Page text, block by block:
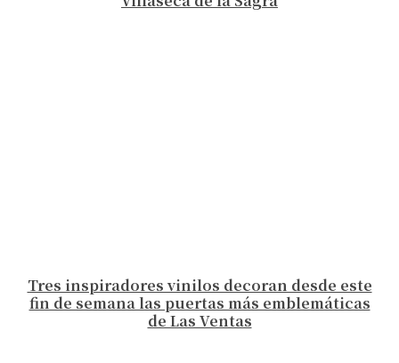
Tres inspiradores vinilos decoran desde este
fin de semana las puertas más emblemáticas
de Las Ventas